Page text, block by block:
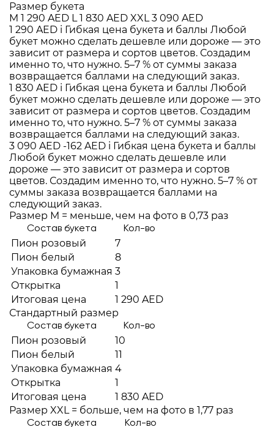
Размер букета
M 1 290 AED L 1 830 AED XXL 3 090 AED
1 290 AED i Гибкая цена букета и баллы Любой
букет можно сделать дешевле или дороже — это
зависит от размера и сортов цветов. Создадим
именно то, что нужно. 5–7 % от суммы заказа
возвращается баллами на следующий заказ.
1 830 AED i Гибкая цена букета и баллы Любой
букет можно сделать дешевле или дороже — это
зависит от размера и сортов цветов. Создадим
именно то, что нужно. 5–7 % от суммы заказа
возвращается баллами на следующий заказ.
3 090 AED -162 AED i Гибкая цена букета и баллы
Любой букет можно сделать дешевле или
дороже — это зависит от размера и сортов
цветов. Создадим именно то, что нужно. 5–7 % от
суммы заказа возвращается баллами на
следующий заказ.
Размер M = меньше, чем на фото в 0,73 раз
Состав букета Кол-во
Пион розовый
7
Пион белый
8
Упаковка бумажная 3
Открытка
1
Итоговая цена
1 290 AED
Стандартный размер
Состав букета Кол-во
Пион розовый
10
Пион белый
11
Упаковка бумажная 4
Открытка
1
Итоговая цена
1 830 AED
Размер XXL = больше, чем на фото в 1,77 раз
Состав букета Кол-во